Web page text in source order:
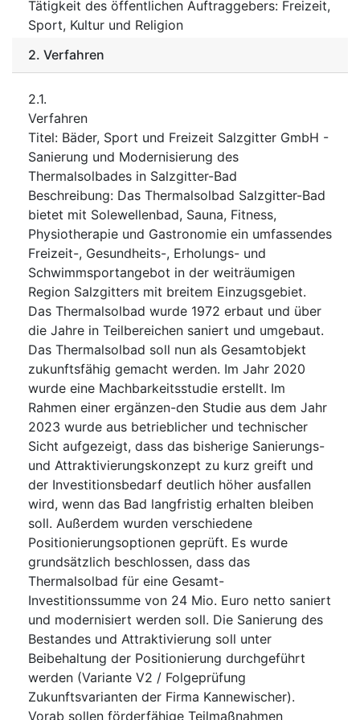
Tätigkeit des öffentlichen Auftraggebers: Freizeit,
Sport, Kultur und Religion
2. Verfahren
2.1.
Verfahren
Titel: Bäder, Sport und Freizeit Salzgitter GmbH -
Sanierung und Modernisierung des
Thermalsolbades in Salzgitter-Bad
Beschreibung: Das Thermalsolbad Salzgitter-Bad
bietet mit Solewellenbad, Sauna, Fitness,
Physiotherapie und Gastronomie ein umfassendes
Freizeit-, Gesundheits-, Erholungs- und
Schwimmsportangebot in der weiträumigen
Region Salzgitters mit breitem Einzugsgebiet.
Das Thermalsolbad wurde 1972 erbaut und über
die Jahre in Teilbereichen saniert und umgebaut.
Das Thermalsolbad soll nun als Gesamtobjekt
zukunftsfähig gemacht werden. Im Jahr 2020
wurde eine Machbarkeitsstudie erstellt. Im
Rahmen einer ergänzen-den Studie aus dem Jahr
2023 wurde aus betrieblicher und technischer
Sicht aufgezeigt, dass das bisherige Sanierungs-
und Attraktivierungskonzept zu kurz greift und
der Investitionsbedarf deutlich höher ausfallen
wird, wenn das Bad langfristig erhalten bleiben
soll. Außerdem wurden verschiedene
Positionierungsoptionen geprüft. Es wurde
grundsätzlich beschlossen, dass das
Thermalsolbad für eine Gesamt-
Investitionssumme von 24 Mio. Euro netto saniert
und modernisiert werden soll. Die Sanierung des
Bestandes und Attraktivierung soll unter
Beibehaltung der Positionierung durchgeführt
werden (Variante V2 / Folgeprüfung
Zukunftsvarianten der Firma Kannewischer).
Vorab sollen förderfähige Teilmaßnahmen